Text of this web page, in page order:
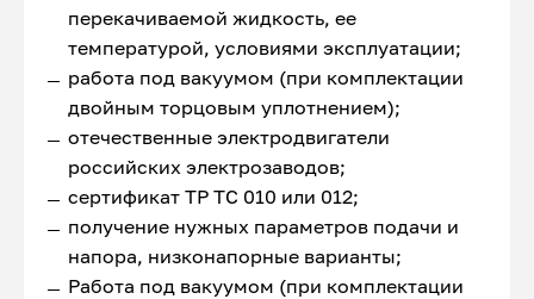
перекачиваемой жидкость, ее
температурой, условиями эксплуатации;
работа под вакуумом (при комплектации
двойным торцовым уплотнением);
отечественные электродвигатели
российских электрозаводов;
сертификат ТР ТС 010 или 012;
получение нужных параметров подачи и
напора, низконапорные варианты;
Работа под вакуумом (при комплектации